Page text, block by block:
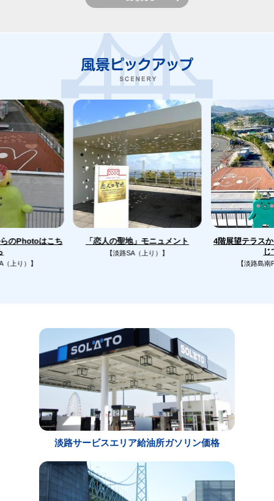
のPhotoはこち
（上り）】
「恋人の聖地」モニュメント
【淡路SA（上り）】
4階展望テラス
じ
【淡路島南
淡路サービスエリア給油所ガソリン価格